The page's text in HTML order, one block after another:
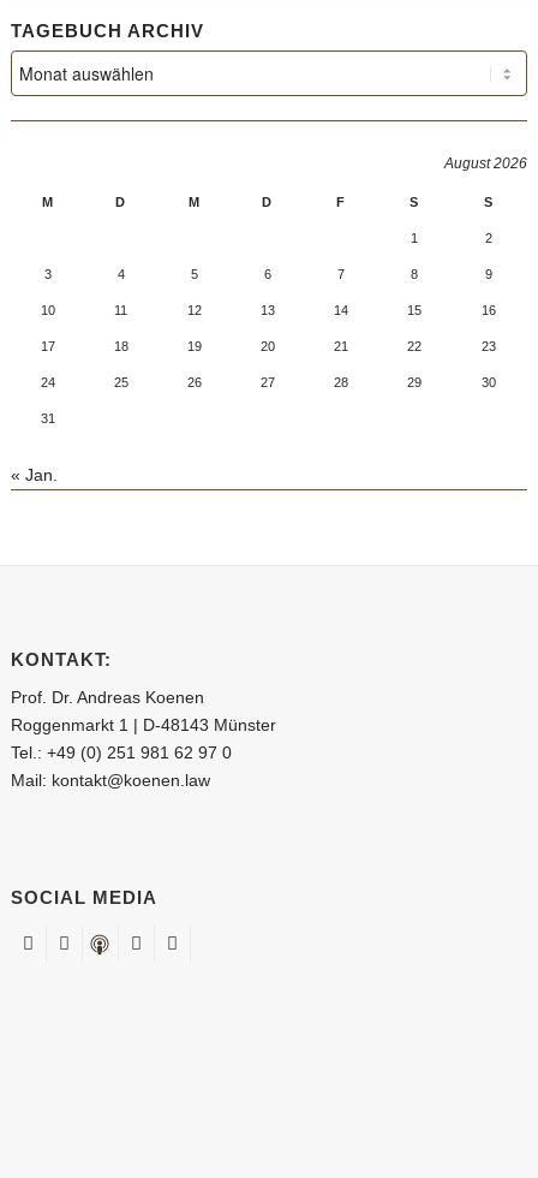
TAGEBUCH ARCHIV
August 2026
M D M D F S S
1 2
3 4 5 6 7 8 9
10 11 12 13 14 15 16
17 18 19 20 21 22 23
24 25 26 27 28 29 30
31
« Jan.
KONTAKT:
Prof. Dr. Andreas Koenen
Roggenmarkt 1 | D-48143 Münster
Tel.: +49 (0) 251 981 62 97 0
Mail: kontakt@koenen.law
SOCIAL MEDIA